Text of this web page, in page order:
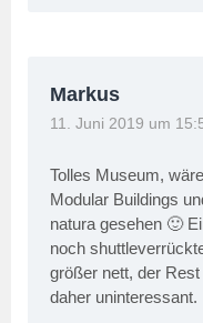
Markus
11. Juni 2019 um
Tolles Museum,
Modular Buildings
natura gesehen 🙂
noch
größer nett, der
daher uninteressant.